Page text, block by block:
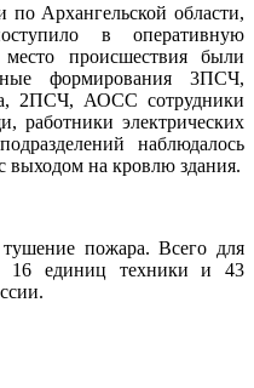
Архангельской области,
в оперативную
происшествия были
формирования 3ПСЧ,
2ПСЧ, АОСС сотрудники
работники электрических
наблюдалось
выходом на кровлю здания.
пожара. Всего для
16 единиц техники и 43